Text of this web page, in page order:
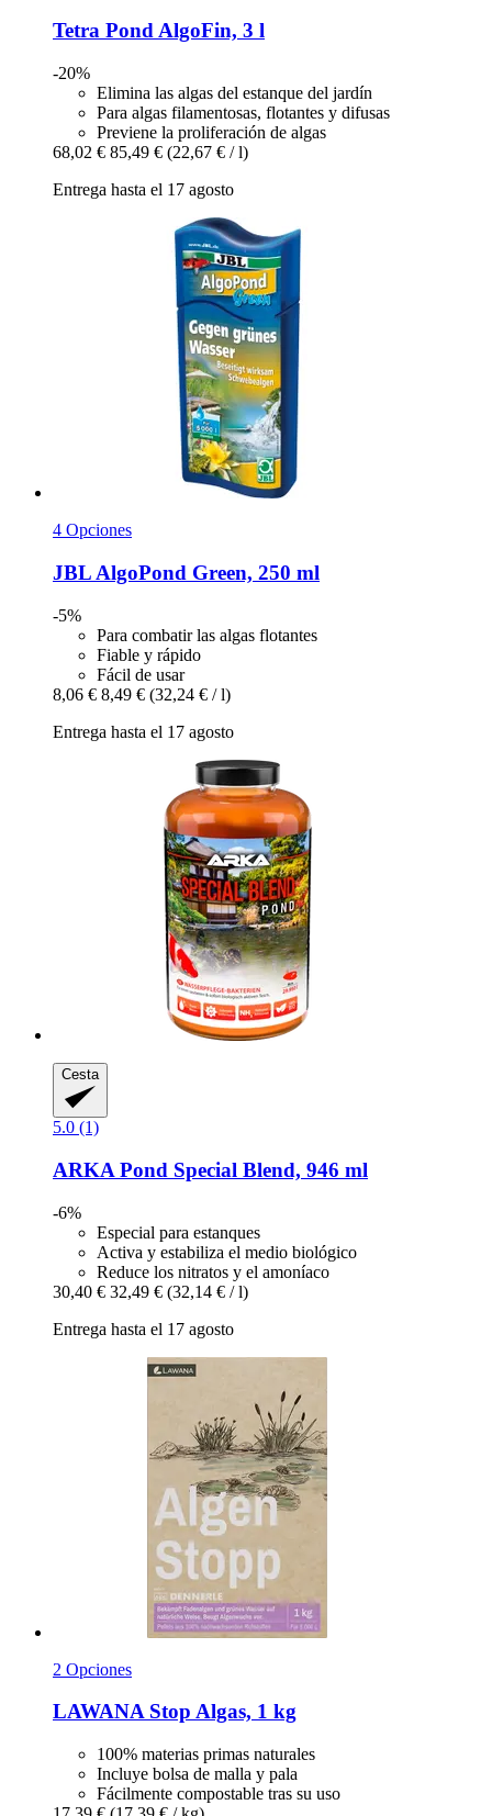
Tetra Pond AlgoFin, 3 l
-20%
Elimina las algas del estanque del jardín
Para algas filamentosas, flotantes y difusas
Previene la proliferación de algas
68,02 € 85,49 € (22,67 € / l)
Entrega hasta el 17 agosto
4 Opciones
JBL AlgoPond Green, 250 ml
-5%
Para combatir las algas flotantes
Fiable y rápido
Fácil de usar
8,06 € 8,49 € (32,24 € / l)
Entrega hasta el 17 agosto
Cesta
5.0 (1)
ARKA Pond Special Blend, 946 ml
-6%
Especial para estanques
Activa y estabiliza el medio biológico
Reduce los nitratos y el amoníaco
30,40 € 32,49 € (32,14 € / l)
Entrega hasta el 17 agosto
2 Opciones
LAWANAStop Algas, 1 kg
100% materias primas naturales
Incluye bolsa de malla y pala
Fácilmente compostable tras su uso